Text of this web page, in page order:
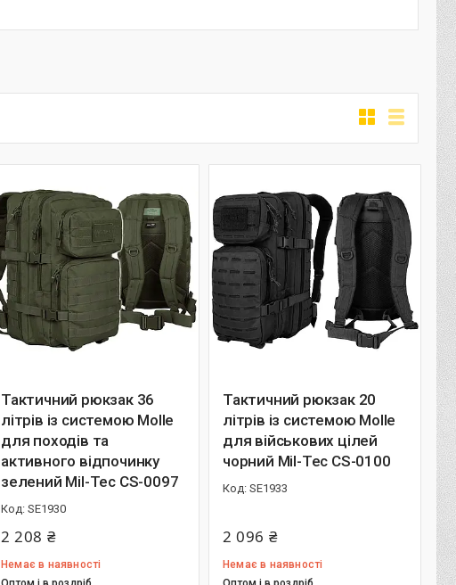
Тактичний рюкзак 36
літрів із системою Molle
для походів та
активного відпочинку
зелений Mil-Tec CS-0097
SE1930
2 208 ₴
Немає в наявності
Тактичний рюкзак 20
літрів із системою Molle
для військових цілей
чорний Mil-Tec CS-0100
SE1933
2 096 ₴
Немає в наявності